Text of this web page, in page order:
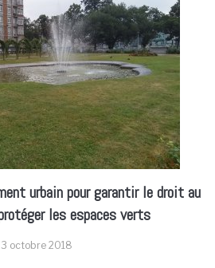
urbain pour garantir le droit au
les espaces verts
3 octobre 2018